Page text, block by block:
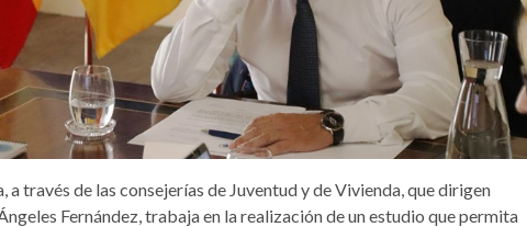
a través de las consejerías de Juventud y de Vivienda, que dirigen
Fernández, trabaja en la realización de un estudio que permita